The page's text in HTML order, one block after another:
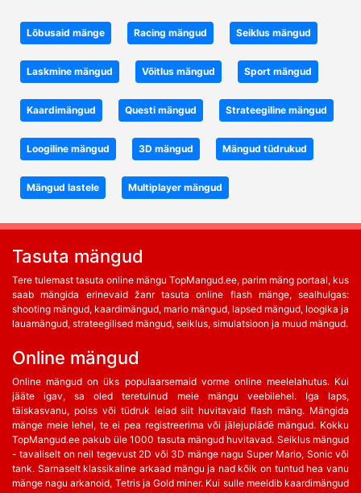
Lõbusaid mänge Racing mängud Seiklus mängud
Laskmine mängud Võitlus mängud Sport mängud
Kaardimängud Questi mängud Strateegiline mängud
Loogiline mängud 3D mängud Mängud tüdrukud
Mängud lastele Multiplayer mängud
Tasuta mängud
Tere tulemast tasuta online mängu TopMangud.ee, parim mäng portaal, kus
saab mängida erinevaid žanr tasuta online flash mänge, sealhulgas:
shooting mängud, kaardimängud, mario mängud, lapsed mängud, loogika ja
lauamängud, strateegilised mängud, seiklus, simulatsioon ja muud mängud.
Online mängud
Online mängud on üks populaarsemaid vorme online meelelahutus. Kui
jääte igav, sa oled teretulnud meie mängu veebilehel. Iga laps,
täiskasvanu, poiss või tüdruk leiad siit huvitavaid flash mäng. Mängida
mänge meie lehel, te ei pea registreerima või jālejuplādē mängud. Kokku
TopMangud.ee pakub üle 1000 tasuta mängud huvitavad. Seiklus mängud
- tavaliselt on neil tegevust 2D või 3D mänge nagu Super Mario, Sonic või
tank. Sarnaselt klassikaline arkaad mängu ja nad kõik on tuntud hea vanu
mänge nagu arkanoid, Tetris ja Gold miner. Kui sulle meeldib kaardimängud